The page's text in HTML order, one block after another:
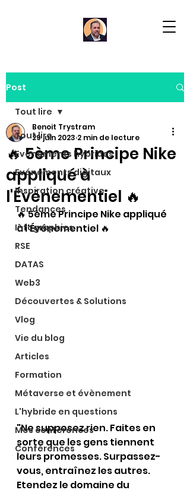
Post
Tout lire
Evénements hybrides
Evénements digitaux
Inspiration créative
Tendances
Infographies
RSE
DATAS
Web3
Découvertes & Solutions
Vlog
Vie du blog
Articles
Formation
Métaverse et évènement
L'hybride en questions
Mes conférences
Conférences
Tout lire
🔥 5ème Principe Nike
appliqué à
l'Événementiel 🔥
Benoit Trystram
29 juin 2023 2 min de lecture
🔥 5ème Principe Nike appliqué
à l'Événementiel 🔥
"Ne supposez rien. Faites en
sorte que les gens tiennent
leurs promesses. Surpassez-
vous, entraînez les autres.
Etendez le domaine du